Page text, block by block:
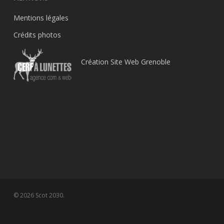
Mentions légales
Crédits photos
Création Site Web Grenoble
© 2026 Scot 2030.